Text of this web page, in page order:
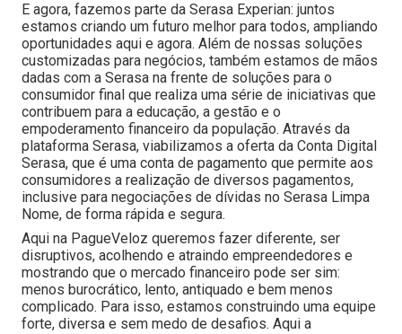
E agora, fazemos parte da Serasa Experian: juntos
estamos criando um futuro melhor para todos, ampliando
oportunidades aqui e agora. Além de nossas soluções
customizadas para negócios, também estamos de mãos
dadas com a Serasa na frente de soluções para o
consumidor final que realiza uma série de iniciativas que
contribuem para a educação, a gestão e o
empoderamento financeiro da população. Através da
plataforma Serasa, viabilizamos a oferta da Conta Digital
Serasa, que é uma conta de pagamento que permite aos
consumidores a realização de diversos pagamentos,
inclusive para negociações de dívidas no Serasa Limpa
Nome, de forma rápida e segura.
Aqui na PagueVeloz queremos fazer diferente, ser
disruptivos, acolhendo e atraindo empreendedores e
mostrando que o mercado financeiro pode ser sim:
menos burocrático, lento, antiquado e bem menos
complicado. Para isso, estamos construindo uma equipe
forte, diversa e sem medo de desafios. Aqui a